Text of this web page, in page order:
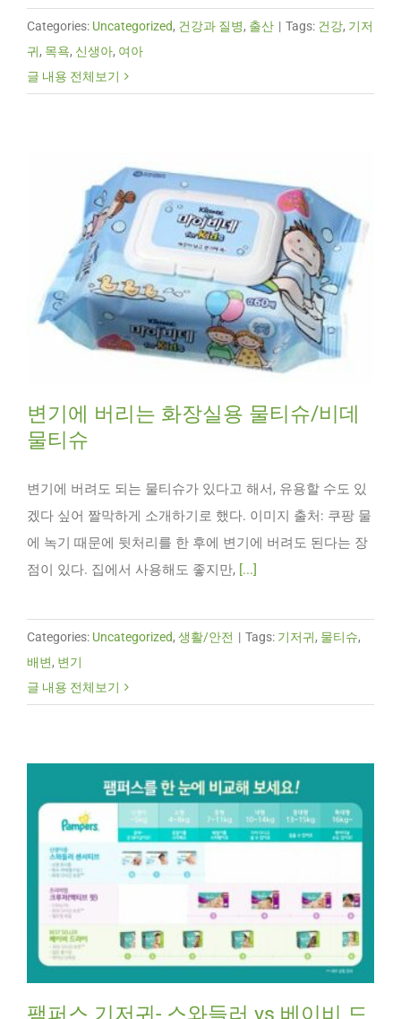
Categories: Uncategorized, 건강과 질병, 출산 | Tags: 건강, 기저
귀, 목욕, 신생아, 여아
글 내용 전체보기
변기에 버리는 화장실용 물티슈/비데
물티슈
변기에 버려도 되는 물티슈가 있다고 해서, 유용할 수도 있
겠다 싶어 짤막하게 소개하기로 했다. 이미지 출처: 쿠팡 물
에 녹기 때문에 뒷처리를 한 후에 변기에 버려도 된다는 장
점이 있다. 집에서 사용해도 좋지만, [...]
Categories: Uncategorized, 생활/안전 | Tags: 기저귀, 물티슈,
배변, 변기
글 내용 전체보기
팸퍼스 기저귀- 스와들러 vs 베이비 드